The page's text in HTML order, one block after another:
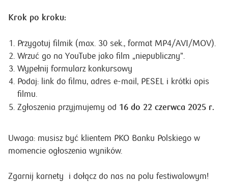
Krok po kroku:
Przygotuj filmik (max. 30 sek., format MP4/AVI/MOV).
Wrzuć go na YouTube jako film „niepubliczny”.
Wypełnij formularz konkursowy
Podaj: link do filmu, adres e-mail, PESEL i krótki opis
filmu.
Zgłoszenia przyjmujemy od 16 do 22 czerwca 2025 r.
Uwaga: musisz być klientem PKO Banku Polskiego w
momencie ogłoszenia wyników.
Zgarnij karnety i dołącz do nas na polu festiwalowym!